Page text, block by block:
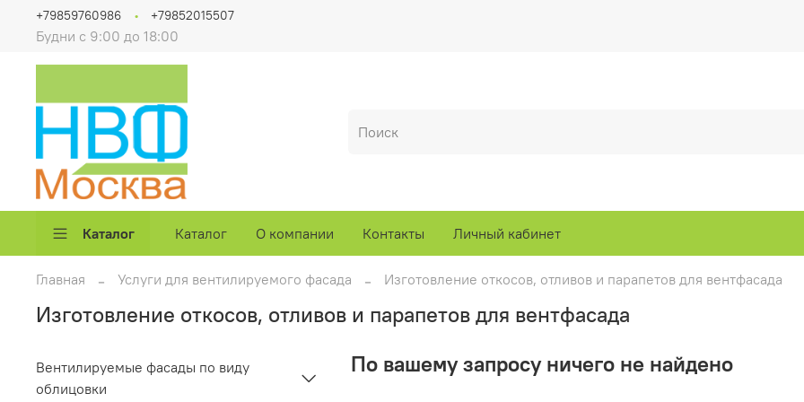
Будни с 9:00 до 18:00
+79859760986 +79852015507
Каталог Каталог О компании Контакты Личный кабинет
Главная Услуги для вентилируемого фасада Изготовление откосов, отливов и парапетов для вентфасада
Изготовление откосов, отливов и парапетов для вентфасада
По вашему запросу ничего не найдено
Вентилируемые фасады по виду
облицовки